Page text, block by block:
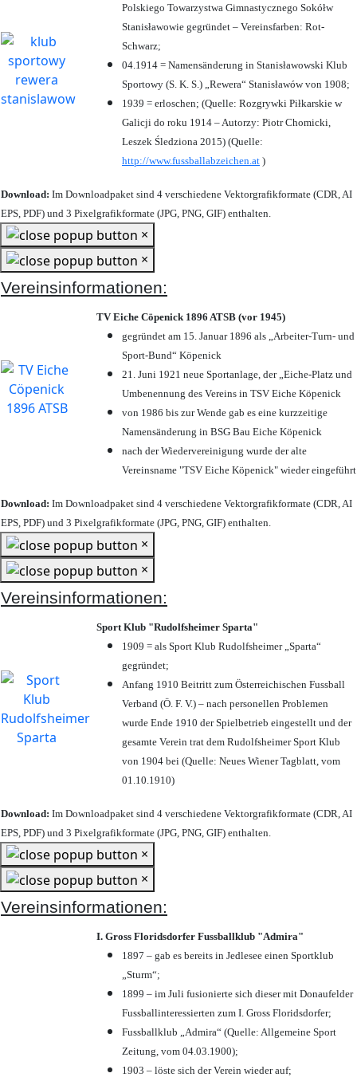
Polskiego Towarzystwa Gimnastycznego Sokółw
Stanisławowie gegründet – Vereinsfarben: Rot-
Schwarz;
04.1914 = Namensänderung in Stanisławowski Klub
Sportowy (S. K. S.) „Rewera“ Stanisławów von 1908;
1939 = erloschen; (Quelle: Rozgrywki Piłkarskie w
Galicji do roku 1914 – Autorzy: Piotr Chomicki,
Leszek Śledziona 2015) (Quelle:
http://www.fussballabzeichen.at )
Download: Im Downloadpaket sind 4 verschiedene Vektorgrafikformate (CDR, AI
EPS, PDF) und 3 Pixelgrafikformate (JPG, PNG, GIF) enthalten.
×
×
Vereinsinformationen:
TV Eiche Cöpenick 1896 ATSB (vor 1945)
gegründet am 15. Januar 1896 als „Arbeiter-Turn- und
Sport-Bund“ Köpenick
21. Juni 1921 neue Sportanlage, der „Eiche-Platz und
Umbenennung des Vereins in TSV Eiche Köpenick
von 1986 bis zur Wende gab es eine kurzzeitige
Namensänderung in BSG Bau Eiche Köpenick
nach der Wiedervereinigung wurde der alte
Vereinsname "TSV Eiche Köpenick" wieder eingeführt
Download: Im Downloadpaket sind 4 verschiedene Vektorgrafikformate (CDR, AI
EPS, PDF) und 3 Pixelgrafikformate (JPG, PNG, GIF) enthalten.
×
×
Vereinsinformationen:
Sport Klub "Rudolfsheimer Sparta"
1909 = als Sport Klub Rudolfsheimer „Sparta“
gegründet;
Anfang 1910 Beitritt zum Österreichischen Fussball
Verband (Ö. F. V.) – nach personellen Problemen
wurde Ende 1910 der Spielbetrieb eingestellt und der
gesamte Verein trat dem Rudolfsheimer Sport Klub
von 1904 bei (Quelle: Neues Wiener Tagblatt, vom
01.10.1910)
Download: Im Downloadpaket sind 4 verschiedene Vektorgrafikformate (CDR, AI
EPS, PDF) und 3 Pixelgrafikformate (JPG, PNG, GIF) enthalten.
×
×
Vereinsinformationen:
I. Gross Floridsdorfer Fussballklub "Admira"
1897 – gab es bereits in Jedlesee einen Sportklub
„Sturm“;
1899 – im Juli fusionierte sich dieser mit Donaufelder
Fussballinteressierten zum I. Gross Floridsdorfer;
Fussballklub „Admira“ (Quelle: Allgemeine Sport
Zeitung, vom 04.03.1900);
1903 – löste sich der Verein wieder auf;